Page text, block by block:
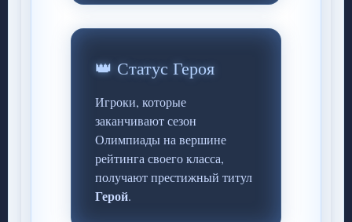
👑 Статус Героя
Игроки, которые
заканчивают сезон
Олимпиады на вершине
рейтинга своего класса,
получают престижный титул
Герой.